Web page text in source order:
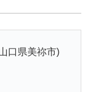
口県美祢市)